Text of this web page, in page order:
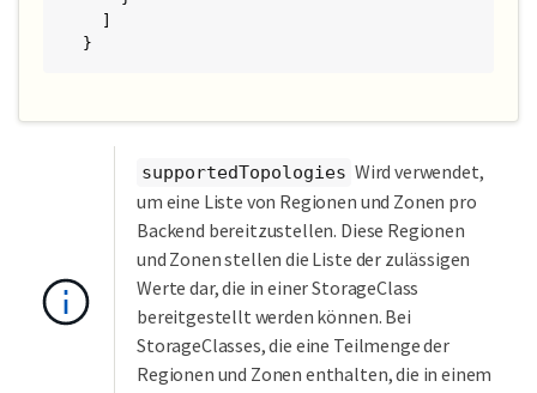
  ]
}
supportedTopologies Wird verwendet,
um eine Liste von Regionen und Zonen pro
Backend bereitzustellen. Diese Regionen
und Zonen stellen die Liste der zulässigen
Werte dar, die in einer StorageClass
bereitgestellt werden können. Bei
StorageClasses, die eine Teilmenge der
Regionen und Zonen enthalten, die in einem